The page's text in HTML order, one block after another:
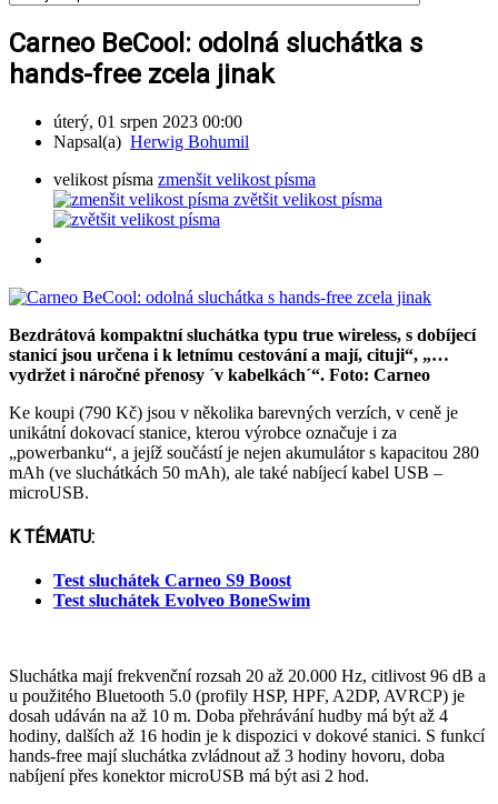
Carneo BeCool: odolná sluchátka s
hands-free zcela jinak
úterý, 01 srpen 2023 00:00
Napsal(a) Herwig Bohumil
velikost písma zmenšit velikost písma
zvětšit velikost písma
Bezdrátová kompaktní sluchátka typu true wireless, s dobíjecí
stanicí jsou určena i k letnímu cestování a mají, cituji“, „…
vydržet i náročné přenosy ´v kabelkách´“. Foto: Carneo
Ke koupi (790 Kč) jsou v několika barevných verzích, v ceně je
unikátní dokovací stanice, kterou výrobce označuje i za
„powerbanku“, a jejíž součástí je nejen akumulátor s kapacitou 280
mAh (ve sluchátkách 50 mAh), ale také nabíjecí kabel USB –
microUSB.
K TÉMATU:
Test sluchátek Carneo S9 Boost
Test sluchátek Evolveo BoneSwim
Sluchátka mají frekvenční rozsah 20 až 20.000 Hz, citlivost 96 dB a
u použitého Bluetooth 5.0 (profily HSP, HPF, A2DP, AVRCP) je
dosah udáván na až 10 m. Doba přehrávání hudby má být až 4
hodiny, dalších až 16 hodin je k dispozici v dokové stanici. S funkcí
hands-free mají sluchátka zvládnout až 3 hodiny hovoru, doba
nabíjení přes konektor microUSB má být asi 2 hod.